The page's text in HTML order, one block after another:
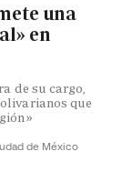
una
en
de su cargo,
que
de México